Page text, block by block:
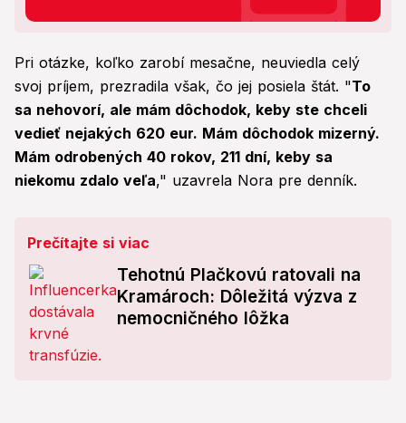
Pri otázke, koľko zarobí mesačne, neuviedla celý
svoj príjem, prezradila však, čo jej posiela štát. "To
sa nehovorí, ale mám dôchodok, keby ste chceli
vedieť nejakých 620 eur. Mám dôchodok mizerný.
Mám odrobených 40 rokov, 211 dní, keby sa
niekomu zdalo veľa," uzavrela Nora pre denník.
Prečítajte si viac
Tehotnú Plačkovú ratovali na
Kramároch: Dôležitá výzva z
nemocničného lôžka